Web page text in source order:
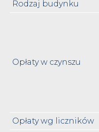
Rodzaj budynku
Opłaty w czynszu
Opłaty wg liczników